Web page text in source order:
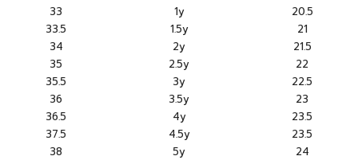
33
1y
20.5
33.5
1.5y
21
34
2y
21.5
35
2.5y
22
35.5
3y
22.5
36
3.5y
23
36.5
4y
23.5
37.5
4.5y
23.5
38
5y
24